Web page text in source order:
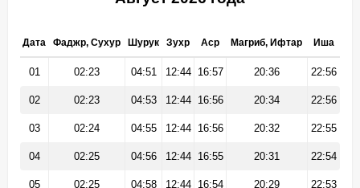
Дата Фаджр, Сухур Шурук Зухр Аср Магриб, Ифтар Иша
01 02:23 04:51 12:44 16:57 20:36 22:56
02 02:23 04:53 12:44 16:56 20:34 22:56
03 02:24 04:55 12:44 16:56 20:32 22:55
04 02:25 04:56 12:44 16:55 20:31 22:54
05 02:25 04:58 12:44 16:54 20:29 22:53